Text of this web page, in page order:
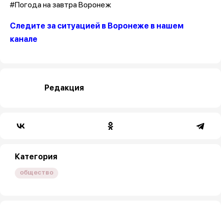
#Погода на завтра Воронеж
Следите за ситуацией в Воронеже в нашем
канале
Редакция
Категория
общество